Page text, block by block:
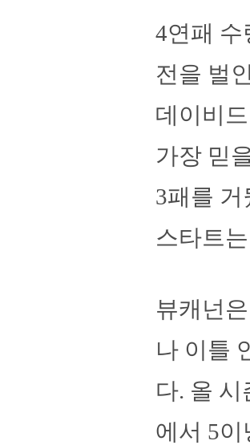
4연패
전을 벌
데이비
가장 믿
3패를 거
스타트
뷰캐넌
나 이틀
다. 올
에서 5